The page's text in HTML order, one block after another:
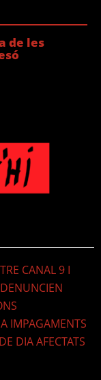
de les
CANAL 9 I
IMPAGAMENTS
DIA AFECTATS